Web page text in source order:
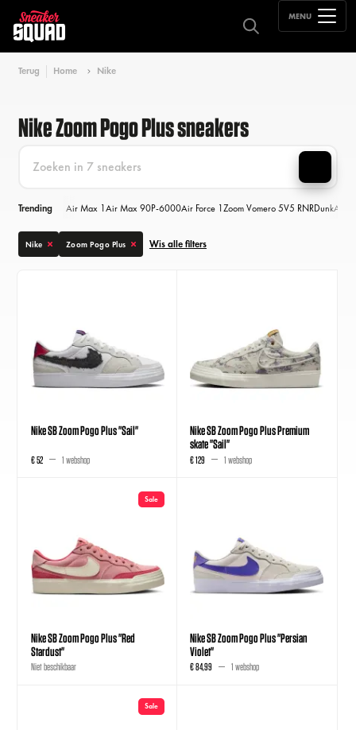
MENU
Terug Home Nike
Nike Zoom Pogo Plus sneakers
Trending Air Max 1Air Max 90P-6000Air Force 1Zoom Vomero 5V5 RNRDunkAir
Nike Zoom Pogo Plus Wis alle filters
Nike SB Zoom Pogo Plus "Sail"
€ 52 1 webshop
Nike SB Zoom Pogo Plus Premium
skate "Sail"
€ 129 1 webshop
Sale
Nike SB Zoom Pogo Plus "Red
Stardust"
Niet beschikbaar
Nike SB Zoom Pogo Plus "Persian
Violet"
€ 84,99 1 webshop
Sale